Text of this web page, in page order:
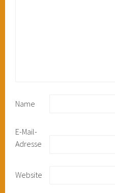
Name
E-Mail-
Adresse
Website